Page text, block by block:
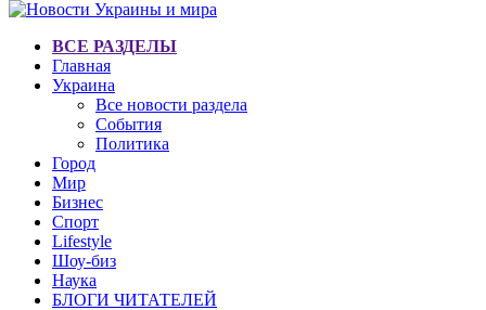
ВСЕ РАЗДЕЛЫ
Главная
Украина
Все новости раздела
События
Политика
Город
Мир
Бизнес
Спорт
Lifestyle
Шоу-биз
Наука
БЛОГИ ЧИТАТЕЛЕЙ